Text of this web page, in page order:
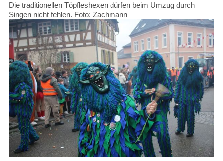
Die traditionellen Töpfleshexen dürfen beim Umzug durch
Singen nicht fehlen. Foto: Zachmann